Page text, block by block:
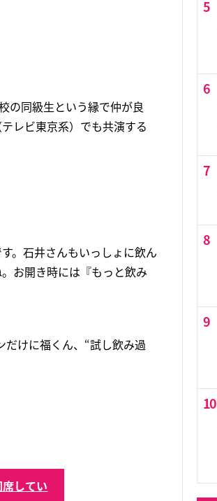
の同級生という縁で仲が良
レビ東京系）でも共演する
。石井さんもいっしょに飲ん
お開き時には『もっと飲み
けに福くん、“試し飲み過
してい